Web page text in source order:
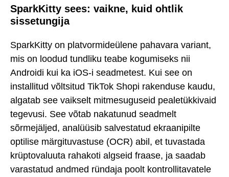
SparkKitty sees: vaikne, kuid ohtlik
sissetungija
SparkKitty on platvormideülene pahavara variant,
mis on loodud tundliku teabe kogumiseks nii
Androidi kui ka iOS-i seadmetest. Kui see on
installitud võltsitud TikTok Shopi rakenduse kaudu,
algatab see vaikselt mitmesuguseid pealetükkivaid
tegevusi. See võtab nakatunud seadmelt
sõrmejäljed, analüüsib salvestatud ekraanipilte
optilise märgituvastuse (OCR) abil, et tuvastada
krüptovaluuta rahakoti algseid fraase, ja saadab
varastatud andmed ründaja poolt kontrollitavatele